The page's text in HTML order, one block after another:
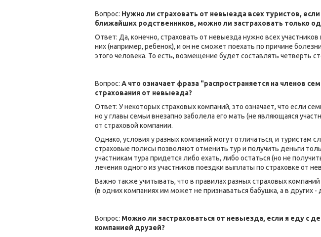
Вопрос: Нужно ли страховать от невыезда всех туристов,
ближайших родственников, можно ли застраховать только
Ответ: Да, конечно, страховать от невыезда нужно всех
них (например, ребенок), и он не сможет поехать по причине
этого человека. То есть, возмещение будет составлять четверть
Вопрос: А что означает фраза "распространяется на членов
страхования от невыезда?
Ответ: У некоторых страховых компаний, это означает, что если
но у главы семьи внезапно заболела его мать (не являющаяся
от страховой компании.
Однако, условия у разных компаний могут отличаться, и туристам
страховые полисы позволяют отменить тур и получить деньги
участникам тура придется либо ехать, либо остаться (но не
лечения одного из участников поездки выплаты по страховке от
Важно также учитывать, что в правилах разных страховых
(в одних компаниях им может не признаваться бабушка, а в других
Вопрос: Можно ли застраховаться от невыезда, если я еду с
компанией друзей?